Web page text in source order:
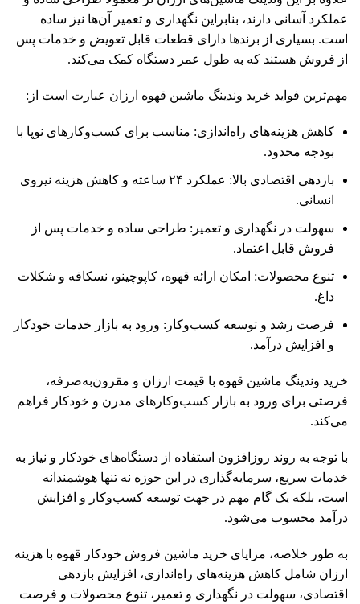
عملکرد آسانی دارند، بنابراین نگهداری و تعمیر آن‌ها نیز ساده
است. بسیاری از برندها دارای قطعات قابل تعویض و خدمات پس
از فروش هستند که به طول عمر دستگاه کمک می‌کند.
مهم‌ترین فواید خرید وندینگ ماشین قهوه ارزان عبارت است از:
کاهش هزینه‌های راه‌اندازی: مناسب برای کسب‌وکارهای نوپا با
بودجه محدود.
بازدهی اقتصادی بالا: عملکرد ۲۴ ساعته و کاهش هزینه نیروی
انسانی.
سهولت در نگهداری و تعمیر: طراحی ساده و خدمات پس از
فروش قابل اعتماد.
تنوع محصولات: امکان ارائه قهوه، کاپوچینو، نسکافه و شکلات
داغ.
فرصت رشد و توسعه کسب‌وکار: ورود به بازار خدمات خودکار
و افزایش درآمد.
خرید وندینگ ماشین قهوه با قیمت ارزان و مقرون‌به‌صرفه،
فرصتی برای ورود به بازار کسب‌وکارهای مدرن و خودکار فراهم
می‌کند.
با توجه به روند روزافزون استفاده از دستگاه‌های خودکار و نیاز به
خدمات سریع، سرمایه‌گذاری در این حوزه نه تنها هوشمندانه
است، بلکه یک گام مهم در جهت توسعه کسب‌وکار و افزایش
درآمد محسوب می‌شود.
به طور خلاصه، مزایای خرید ماشین فروش خودکار قهوه با هزینه
ارزان شامل کاهش هزینه‌های راه‌اندازی، افزایش بازدهی
اقتصادی، سهولت در نگهداری و تعمیر، تنوع محصولات و فرصت